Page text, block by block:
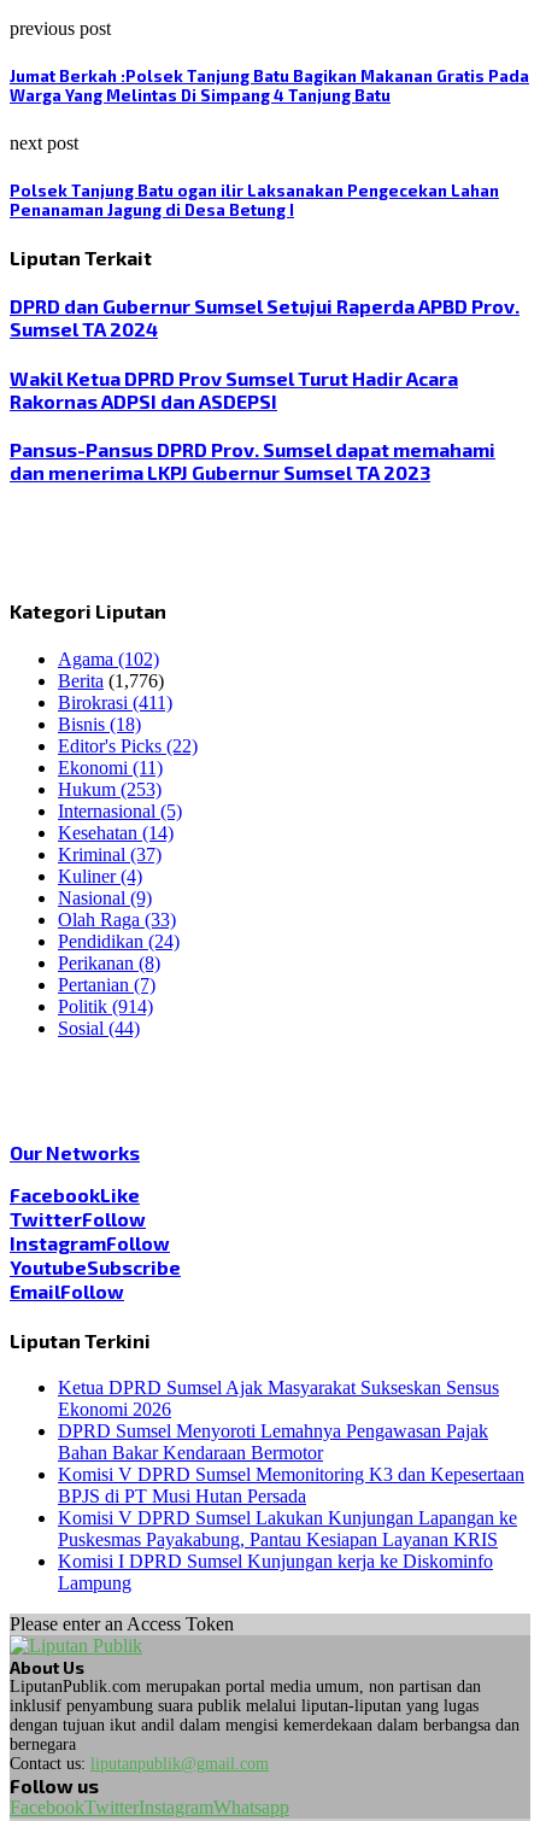
previous post
Jumat Berkah :Polsek Tanjung Batu Bagikan Makanan Gratis Pada
Warga Yang Melintas Di Simpang 4 Tanjung Batu
next post
Polsek Tanjung Batu ogan ilir Laksanakan Pengecekan Lahan
Penanaman Jagung di Desa Betung I
Liputan Terkait
DPRD dan Gubernur Sumsel Setujui Raperda APBD Prov.
Sumsel TA 2024
Wakil Ketua DPRD Prov Sumsel Turut Hadir Acara
Rakornas ADPSI dan ASDEPSI
Pansus-Pansus DPRD Prov. Sumsel dapat memahami
dan menerima LKPJ Gubernur Sumsel TA 2023
Kategori Liputan
Agama (102)
Berita (1,776)
Birokrasi (411)
Bisnis (18)
Editor's Picks (22)
Ekonomi (11)
Hukum (253)
Internasional (5)
Kesehatan (14)
Kriminal (37)
Kuliner(4)
Nasional (9)
Olah Raga (33)
Pendidikan (24)
Perikanan (8)
Pertanian (7)
Politik (914)
Sosial (44)
Our Networks
FacebookLike
TwitterFollow
InstagramFollow
YoutubeSubscribe
EmailFollow
Liputan Terkini
Ketua DPRD Sumsel Ajak Masyarakat Sukseskan Sensus
Ekonomi 2026
DPRD Sumsel Menyoroti Lemahnya Pengawasan Pajak
Bahan Bakar Kendaraan Bermotor
Komisi V DPRD Sumsel Memonitoring K3 dan Kepesertaan
BPJS di PT Musi Hutan Persada
Komisi V DPRD Sumsel Lakukan Kunjungan Lapangan ke
Puskesmas Payakabung, Pantau Kesiapan Layanan KRIS
Komisi I DPRD Sumsel Kunjungan kerja ke Diskominfo
Lampung
Please enter an Access Token
About Us
LiputanPublik.com merupakan portal media umum, non partisan dan
inklusif penyambung suara publik melalui liputan-liputan yang lugas
dengan tujuan ikut andil dalam mengisi kemerdekaan dalam berbangsa dan
bernegara
Contact us: liputanpublik@gmail.com
Follow us
FacebookTwitterInstagramWhatsapp